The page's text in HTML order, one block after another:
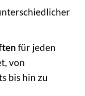
für jeden
von
bis hin zu